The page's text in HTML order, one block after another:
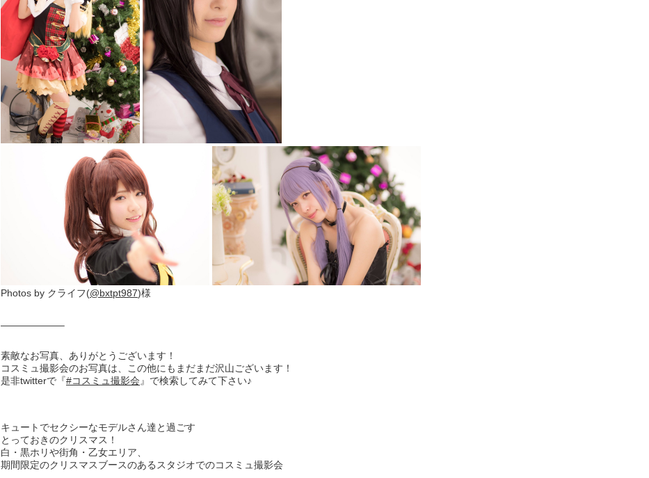
Photos by クライフ(@bxtpt987)様
——————–
素敵なお写真、ありがとうございます！
コスミュ撮影会のお写真は、この他にもまだまだ沢山ございます！
是非twitterで『#コスミュ撮影会』で検索してみて下さい♪
キュートでセクシーなモデルさん達と過ごす
とっておきのクリスマス！
白・黒ホリや街角・乙女エリア、
期間限定のクリスマスブースのあるスタジオでのコスミュ撮影会